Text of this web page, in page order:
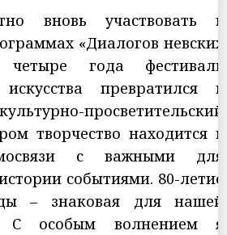
вновь участвовать в
«Диалогов невских
года фестиваль
превратился в
просветительский
творчество находится в
с важными для
событиями. 80-летие
– знаковая для нашей
С особым волнением я